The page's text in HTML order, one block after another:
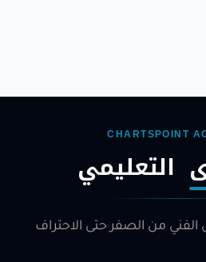
CHARTSPOINT
التعليمي
الفني من الصفر حتى الاحتراف